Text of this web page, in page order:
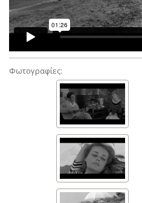
Φωτογραφίες: